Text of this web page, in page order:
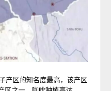
产区的知名度最高，该产区